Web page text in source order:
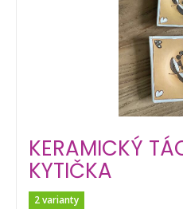
KERAMICKÝ
KYTIČKA
2 varianty